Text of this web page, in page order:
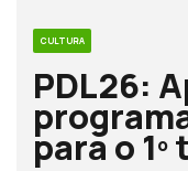
CULTURA
PDL26:
para o